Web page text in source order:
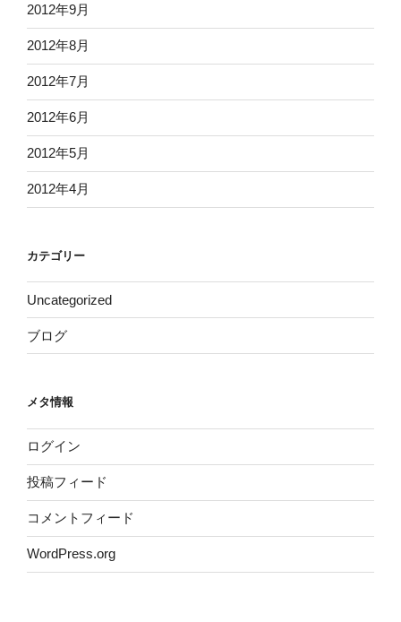
2012年9月
2012年8月
2012年7月
2012年6月
2012年5月
2012年4月
カテゴリー
Uncategorized
ブログ
メタ情報
ログイン
投稿フィード
コメントフィード
WordPress.org